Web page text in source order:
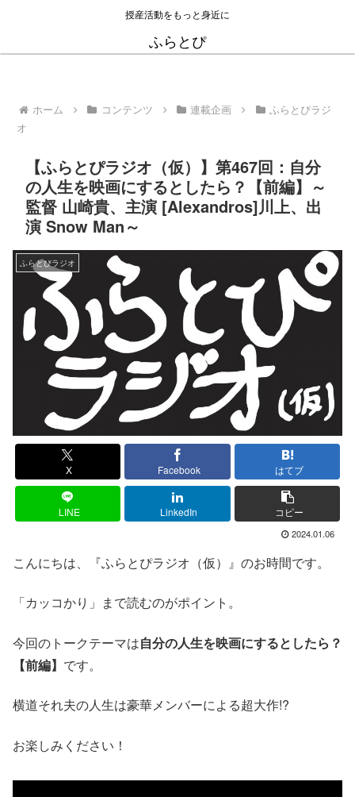
授産活動をもっと身近に
ふらとぴ
ホーム コンテンツ 連載企画
ふらとぴラジ
オ
【ふらとぴラジオ（仮）】第467回：自分
の人生を映画にするとしたら？【前編】～
監督 山崎貴、主演 [Alexandros]川上、出
演 Snow Man～
ふらとぴラジオ
X Facebook はてブ
LINE LinkedIn コピー
2024.01.06
こんにちは、『ふらとぴラジオ（仮）』のお時間です。
「カッコかり」まで読むのがポイント。
今回のトークテーマは自分の人生を映画にするとしたら？
【前編】 です。
横道それ夫の人生は豪華メンバーによる超大作!?
お楽しみください！